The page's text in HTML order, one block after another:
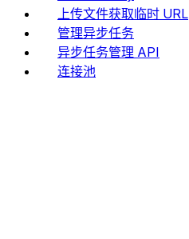
上传文件获取临时 URL
管理异步任务
异步任务管理 API
连接池